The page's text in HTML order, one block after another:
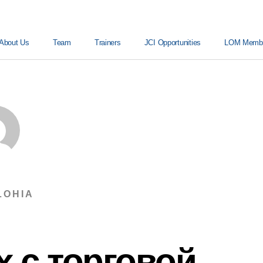
Us Team Trainers JCI Opportunities LOM